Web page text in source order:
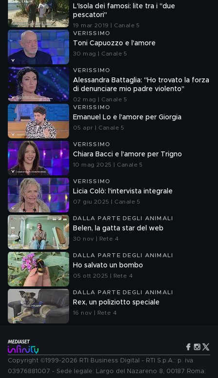
L'Isola dei famosi: lite tra i "due
pescatori"
19 mar 2019 | Canale 5
VERISSIMO
Toni Capuozzo e l'amore
30 mag | Canale 5
VERISSIMO
Alessandra Battaglia: "Ho trovato la forza
di denunciare mio padre violento"
02 mag | Canale 5
VERISSIMO
Emanuel Lo e l'amore per Giorgia
05 apr | Canale 5
VERISSIMO
Chiara Bacci e l'amore per Trigno
10 mag 2025 | Canale 5
VERISSIMO
Licia Colò: l'intervista integrale
07 giu 2025 | Canale 5
DALLA PARTE DEGLI ANIMALI
Belen, la gatta star del web
30 nov | Rete 4
DALLA PARTE DEGLI ANIMALI
Ho salvato un bombo
05 ott 2025 | Rete 4
DALLA PARTE DEGLI ANIMALI
Rex, un poliziotto speciale
16 nov | Rete 4
Copyright ©1999-2026 RTI Business Digital - RTI S.p.A.: p. iva
03976881007 - Sede legale: Largo del Nazareno 8, 00187 Roma.